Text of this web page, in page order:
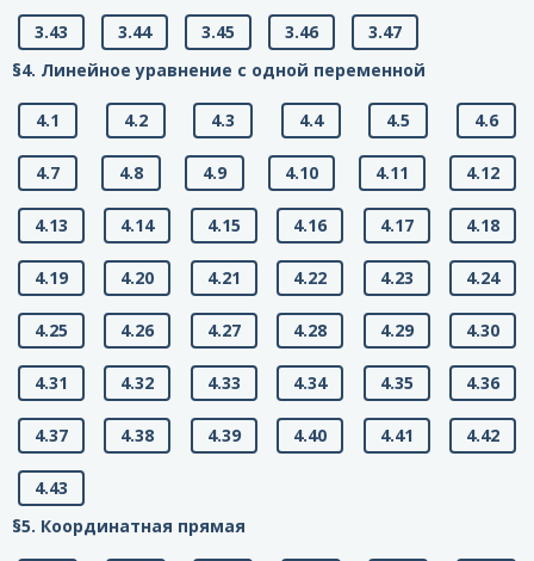
3.43 3.44 3.45 3.46
3.47
§4. Линейное уравнение с одной переменной
4.1 4.2 4.3 4.4 4.5 4.6
4.7 4.8 4.9 4.10 4.11 4.12
4.13 4.14 4.15 4.16 4.17 4.18
4.19 4.20 4.21 4.22 4.23 4.24
4.25 4.26 4.27 4.28 4.29 4.30
4.31 4.32 4.33 4.34 4.35 4.36
4.37 4.38 4.39 4.40 4.41 4.42
4.43
§5. Координатная прямая